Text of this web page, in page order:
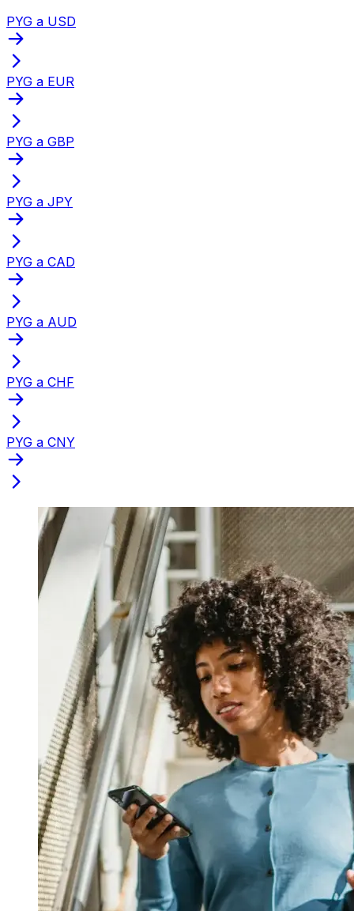
PYG a USD
PYG a EUR
PYG a GBP
PYG a JPY
PYG a CAD
PYG a AUD
PYG a CHF
PYG a CNY